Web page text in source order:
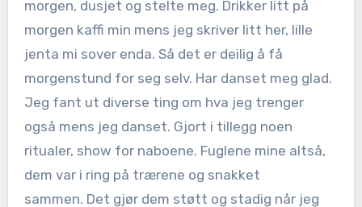
morgen, dusjet og stelte meg. Drikker litt på
morgen kaffi min mens jeg skriver litt her, lille
jenta mi sover enda. Så det er deilig å få
morgenstund for seg selv. Har danset meg glad.
Jeg fant ut diverse ting om hva jeg trenger
også mens jeg danset. Gjort i tillegg noen
ritualer, show for naboene. Fuglene mine altså,
dem var i ring på trærene og snakket
sammen. Det gjør dem støtt og stadig når jeg